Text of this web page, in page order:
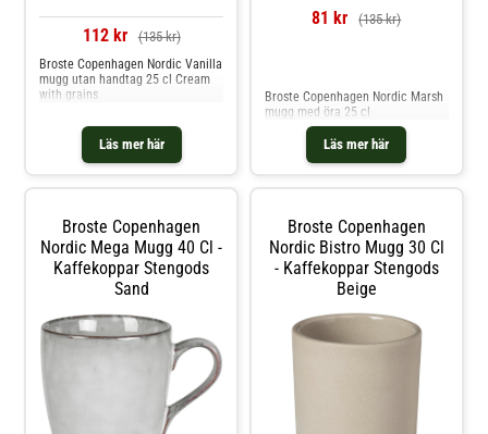
112 kr (135 kr)
Läs mer här
Broste Copenhagen Nordic Vanilla
mugg utan handtag 25 cl Cream
with grains
81 kr (135 kr)
Läs mer här
Broste Copenhagen Nordic Marsh
mugg med öra 25 cl
Broste Copenhagen
Nordic Mega Mugg 40 Cl -
Kaffekoppar Stengods
Sand
Broste Copenhagen
Nordic Bistro Mugg 30 Cl
- Kaffekoppar Stengods
Beige